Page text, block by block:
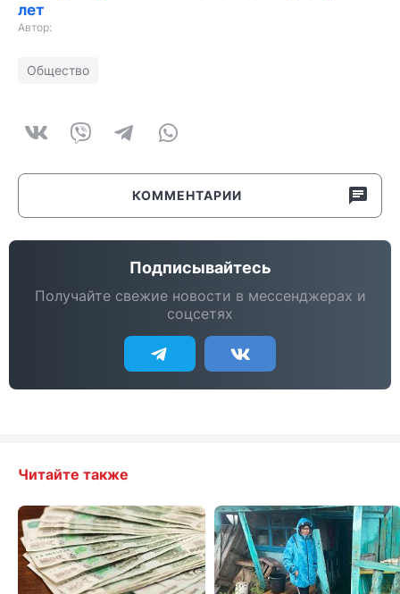
лет
Автор:
Общество
КОММЕНТАРИИ
Подписывайтесь
Получайте свежие новости в мессенджерах и
соцсетях
Читайте также